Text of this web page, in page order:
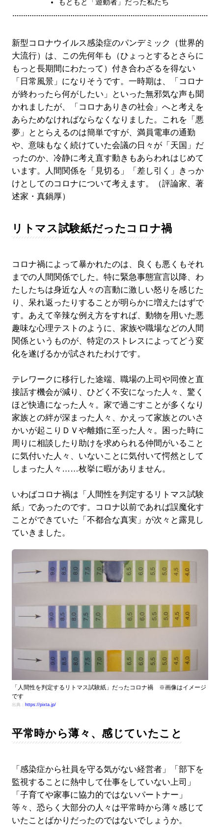
もともと「遊動者」だった私たち
新型コロナウイルス感染症のパンデミック（世界的
大流行）は、この先何年も（ひょっとするとさらに
もっと長期間にわたって）付き合わざるを得ない
「日常風景」になりそうです。一時期は、「コロナ
が終わったら何がしたい」といった無邪気な声も聞
かれましたが、「コロナありきの社会」へと考えを
あらためなければならなくなりました。これを「悪
夢」ととらえるのは簡単ですが、満員電車の通勤
や、意味もなく続けていた会議の日々が「天国」だ
ったのか、冷静に考え直す動きもあらわれはじめて
います。人間関係を「見切る」「差し引く」きっか
けとしてのコロナについて考えます。（評論家、著
述家・真鍋厚）
リトマス試験紙だったコロナ禍
コロナ禍によって暴かれたのは、良くも悪くもそれ
までの人間関係でした。特に緊急事態宣言以降、わ
たしたちは身近な人々の言動に激しい怒りを感じた
り、呆れ返ったりすることが明らかに増えたはずで
す。あえて辛辣な例え方をすれば、動物を用いた悪
趣味な心理テストのように、家族や職場などの人間
関係というものが、特定のストレスによってどう変
化を遂げるかが試されたわけです。
テレワークに移行した途端、職場の上司や同僚と直
接話す機会が減り、ひどく不安になった人々、驚く
ほど快適になった人々。家で過ごすことが多くなり
家族との絆が深まった人々、かえって家族とのいさ
かいが起こりＤＶや離婚に至った人々。困った時に
周りに相談したり助けを求められる仲間がいること
に気付いた人々、いないことに気付いて愕然として
しまった人々……枚挙に暇がありません。
いわばコロナ禍は「人間性を判定するリトマス試験
紙」であったのです。コロナ以前であれば誤魔化す
ことができていた「不都合な真実」が次々と露見し
ていきました。
「人間性を判定するリトマス試験紙」だったコロナ禍 ※画像はイメージ
です
出典： https://pixta.jp/
平常時から薄々、感じていたこと
「感染症から社員を守る気がない経営者」「部下を
監視することに熱中して仕事をしていない上司」
「子育てや家事に協力的ではないパートナー」
等々、恐らく大部分の人々は平常時から薄々感じて
いたことばかりだったのではないでしょうか。